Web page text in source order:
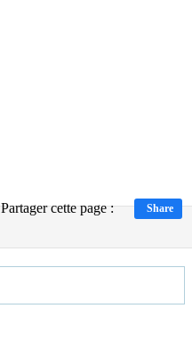
Partager cette page : Share